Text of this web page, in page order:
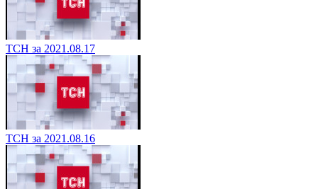
ТСН за 2021.08.17
ТСН за 2021.08.16